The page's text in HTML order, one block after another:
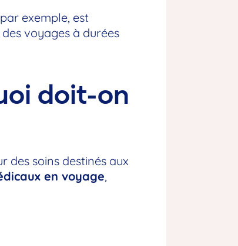
exemple, est
voyages à durées
doit-on
des soins destinés aux
en voyage,